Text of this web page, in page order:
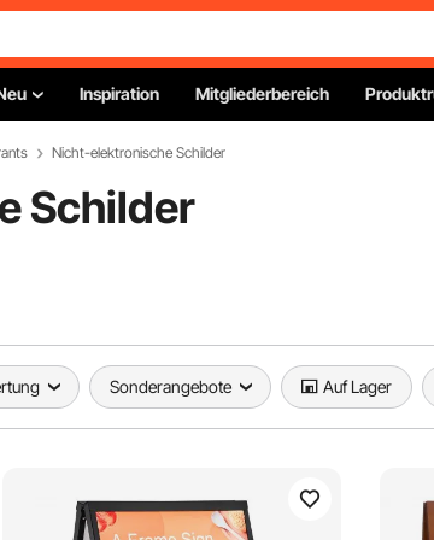
Inspiration Mitgliederbereich
Nicht-elektronische Schilder
Schilder
Sonderangebote Auf Lager